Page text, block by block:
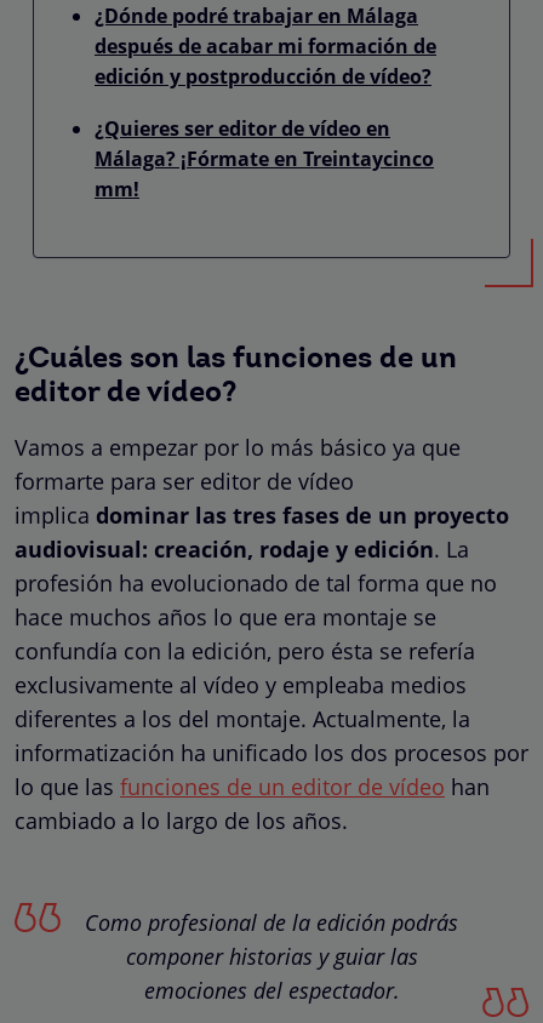
¿Dónde podré trabajar en Málaga
después de acabar mi formación de
edición y postproducción de vídeo?
¿Quieres ser editor de vídeo en
Málaga? ¡Fórmate en Treintaycinco
mm!
¿Cuáles son las funciones de un
editor de vídeo?
Vamos a empezar por lo más básico ya que
formarte para ser editor de vídeo
implica dominar las tres fases de un proyecto
audiovisual: creación, rodaje y edición. La
profesión ha evolucionado de tal forma que no
hace muchos años lo que era montaje se
confundía con la edición, pero ésta se refería
exclusivamente al vídeo y empleaba medios
diferentes a los del montaje. Actualmente, la
informatización ha unificado los dos procesos por
lo que las funciones de un editor de vídeo han
cambiado a lo largo de los años.
Como profesional de la edición podrás
componer historias y guiar las
emociones del espectador.